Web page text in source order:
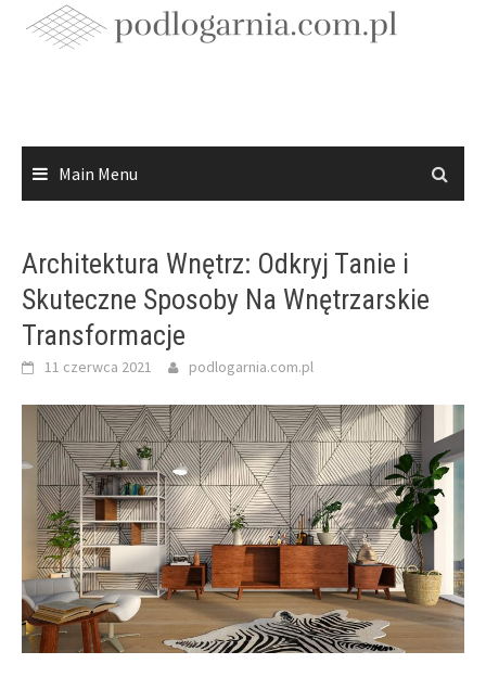
Main Menu
Architektura Wnętrz: Odkryj Tanie i
Skuteczne Sposoby Na Wnętrzarskie
Transformacje
11 czerwca 2021 podlogarnia.com.pl